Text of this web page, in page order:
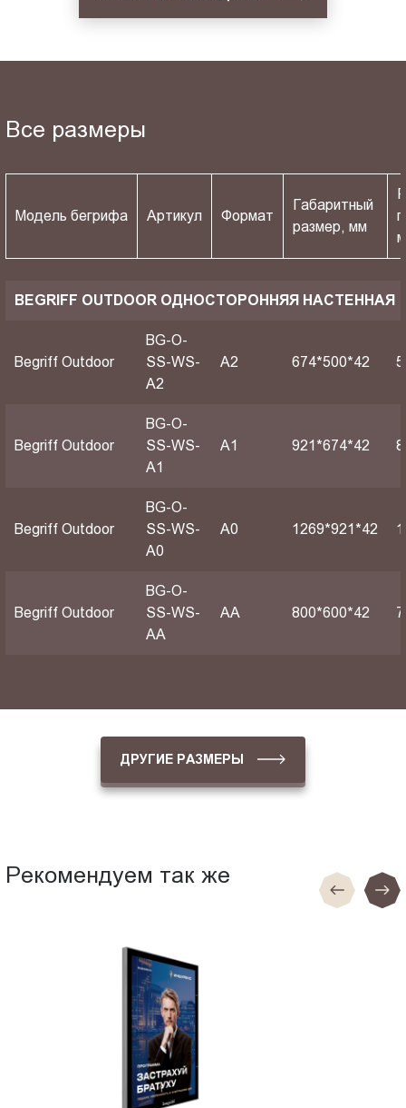
Все размеры
Модель бегрифа Артикул Формат
Габаритный
размер, мм
BEGRIFF OUTDOOR ОДНОСТОРОННЯЯ НАСТЕННАЯ
Begriff Outdoor
BG-O-
SS-WS-
A2
A2 674*500*42
Begriff Outdoor
BG-O-
SS-WS-
A1
A1 921*674*42
Begriff Outdoor
BG-O-
SS-WS-
A0
А0 1269*921*42
Begriff Outdoor
BG-O-
SS-WS-
AA
АА 800*600*42
ДРУГИЕ РАЗМЕРЫ
Рекомендуем так же